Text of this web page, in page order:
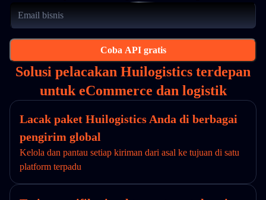
Coba API gratis
Solusi pelacakan Huilogistics terdepan
untuk eCommerce dan logistik
Lacak paket Huilogistics Anda di berbagai
pengirim global
Kelola dan pantau setiap kiriman dari asal ke tujuan di satu
platform terpadu